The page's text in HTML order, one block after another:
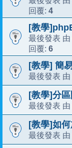
回覆: 4
[教學
最後發表 由
回覆: 6
[教學] 簡
最後發表 由
[教學]分
最後發表 由
[教學]如
最後發表 由